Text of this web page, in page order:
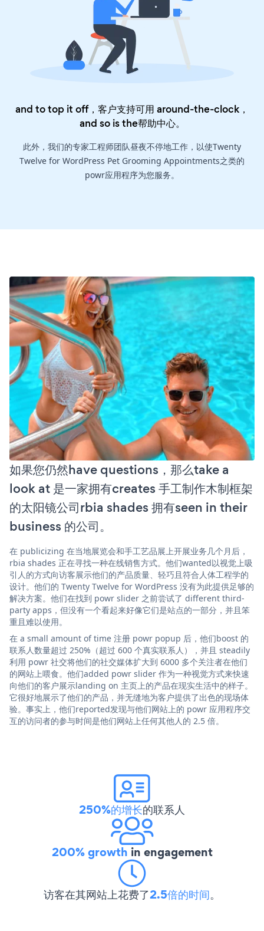
and to top it off，客户支持可用 around-the-clock，
and so is the帮助中心。
此外，我们的专家工程师团队昼夜不停地工作，以使Twenty
Twelve for WordPress Pet Grooming Appointments之类的
powr应用程序为您服务。
如果您仍然have questions，那么take a
look at 是一家拥有creates 手工制作木制框架
的太阳镜公司rbia shades 拥有seen in their
business 的公司。
在 publicizing 在当地展览会和手工艺品展上开展业务几个月后，
rbia shades 正在寻找一种在线销售方式。他们wanted以视觉上吸
引人的方式向访客展示他们的产品质量、轻巧且符合人体工程学的
设计。他们的 Twenty Twelve for WordPress 没有为此提供足够的
解决方案。他们在找到 powr slider 之前尝试了 different third-
party apps，但没有一个看起来好像它们是站点的一部分，并且笨
重且难以使用。
在 a small amount of time 注册 powr popup 后，他们boost 的
联系人数量超过 250%（超过 600 个真实联系人），并且 steadily
利用 powr 社交将他们的社交媒体扩大到 6000 多个关注者在他们
的网站上喂食。他们added powr slider 作为一种视觉方式来快速
向他们的客户展示landing on 主页上的产品在现实生活中的样子。
它很好地展示了他们的产品，并无缝地为客户提供了出色的现场体
验。事实上，他们reported发现与他们网站上的 powr 应用程序交
互的访问者的参与时间是他们网站上任何其他人的 2.5 倍。
250%的增长的联系人
200% growth in engagement
访客在其网站上花费了2.5倍的时间。